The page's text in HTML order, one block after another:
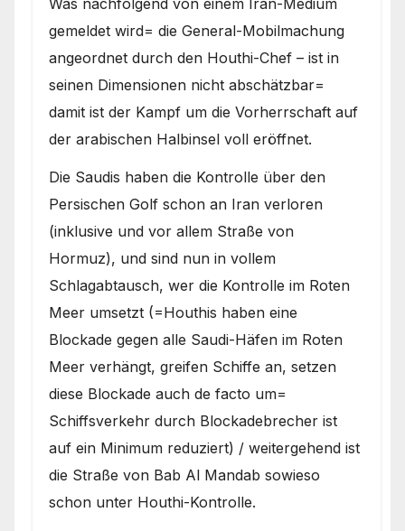
Arabischen Halbinsel
gemeldet wird= die General-Mobilmachung
angeordnet durch den Houthi-Chef – ist in
seinen Dimensionen nicht abschätzbar=
damit ist der Kampf um die Vorherrschaft auf
der arabischen Halbinsel voll eröffnet.
Die Saudis haben die Kontrolle über den
Persischen Golf schon an Iran verloren
(inklusive und vor allem Straße von
Hormuz), und sind nun in vollem
Schlagabtausch, wer die Kontrolle im Roten
Meer umsetzt (=Houthis haben eine
Blockade gegen alle Saudi-Häfen im Roten
Meer verhängt, greifen Schiffe an, setzen
diese Blockade auch de facto um=
Schiffsverkehr durch Blockadebrecher ist
auf ein Minimum reduziert) / weitergehend ist
die Straße von Bab Al Mandab sowieso
schon unter Houthi-Kontrolle.